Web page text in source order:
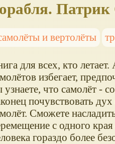
и вертолёты
для всех, кто
избегает,
узнаете, что самолёт -
почувствовать
Сможете
с одного
гораздо более